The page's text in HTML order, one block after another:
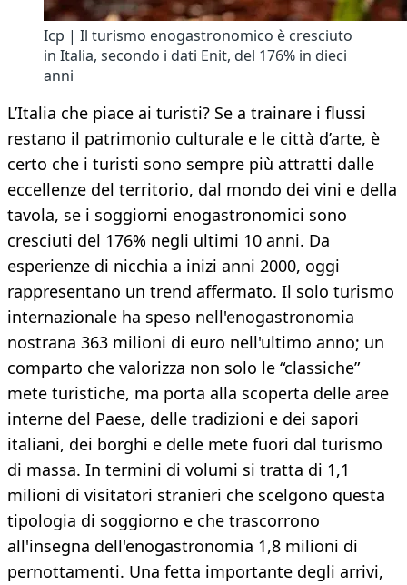
Icp | Il turismo enogastronomico è cresciuto
in Italia, secondo i dati Enit, del 176% in dieci
anni
L’Italia che piace ai turisti? Se a trainare i flussi
restano il patrimonio culturale e le città d’arte, è
certo che i turisti sono sempre più attratti dalle
eccellenze del territorio, dal mondo dei vini e della
tavola, se i soggiorni enogastronomici sono
cresciuti del 176% negli ultimi 10 anni. Da
esperienze di nicchia a inizi anni 2000, oggi
rappresentano un trend affermato. Il solo turismo
internazionale ha speso nell'enogastronomia
nostrana 363 milioni di euro nell'ultimo anno; un
comparto che valorizza non solo le “classiche”
mete turistiche, ma porta alla scoperta delle aree
interne del Paese, delle tradizioni e dei sapori
italiani, dei borghi e delle mete fuori dal turismo
di massa. In termini di volumi si tratta di 1,1
milioni di visitatori stranieri che scelgono questa
tipologia di soggiorno e che trascorrono
all'insegna dell'enogastronomia 1,8 milioni di
pernottamenti. Una fetta importante degli arrivi,